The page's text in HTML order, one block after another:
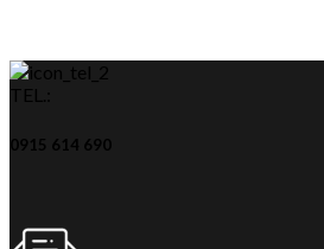
TEL.:
0915 614 690